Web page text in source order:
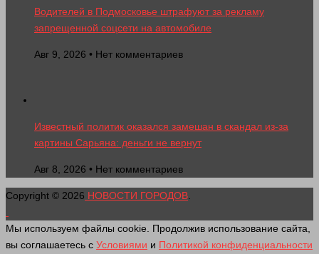
Водителей в Подмосковье штрафуют за рекламу
запрещенной соцсети на автомобиле
Авг 9, 2026 • Нет комментариев
Известный политик оказался замешан в скандал из-за
картины Сарьяна: деньги не вернут
Авг 8, 2026 • Нет комментариев
Copyright © 2026 НОВОСТИ ГОРОДОВ
Мы используем файлы cookie. Продолжив использование сайта,
вы соглашаетесь с Условиями и Политикой конфиденциальности